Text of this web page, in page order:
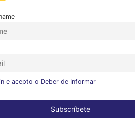
e acepto o Deber de Informar